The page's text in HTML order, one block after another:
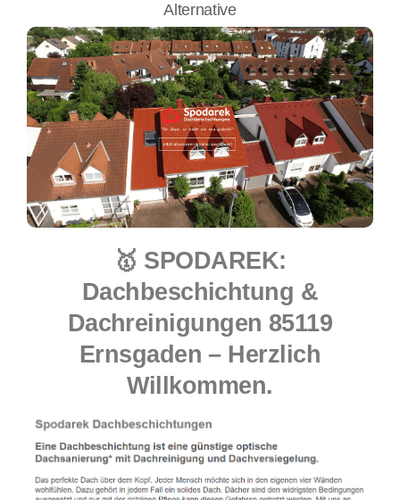
Alternative
🥇 SPODAREK:
Dachbeschichtung &
Dachreinigungen 85119
Ernsgaden – Herzlich
Willkommen.